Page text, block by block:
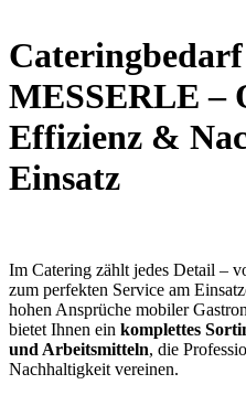
MESSERLE –
Effizienz &
Einsatz
Im Catering zählt jedes Detail –
zum perfekten Service am
hohen Ansprüche mobiler
bietet Ihnen ein komplettes
und Arbeitsmitteln, die
Nachhaltigkeit vereinen.